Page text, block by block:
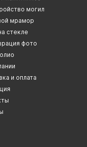
могил
мрамор
стекле
фото
и оплата